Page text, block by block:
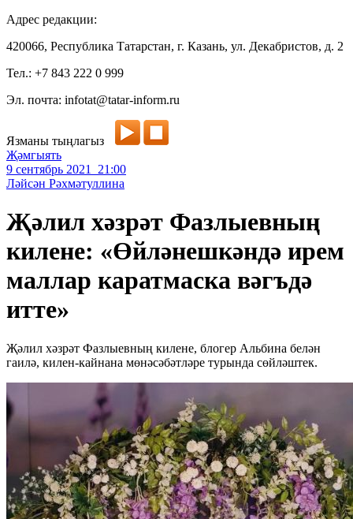
Адрес редакции:
420066, Республика Татарстан, г. Казань, ул. Декабристов, д. 2
Тел.: +7 843 222 0 999
Эл. почта: infotat@tatar-inform.ru
Язманы тыңлагыз
Җәмгыять
9 сентябрь 2021 21:00
Ләйсән Рәхмәтуллина
Җәлил хәзрәт Фазлыевның
килене: «Өйләнешкәндә ирем
маллар каратмаска вәгъдә
итте»
Җәлил хәзрәт Фазлыевның килене, блогер Альбина белән
гаилә, килен-кайнана мөнәсәбәтләре турында сөйләштек.